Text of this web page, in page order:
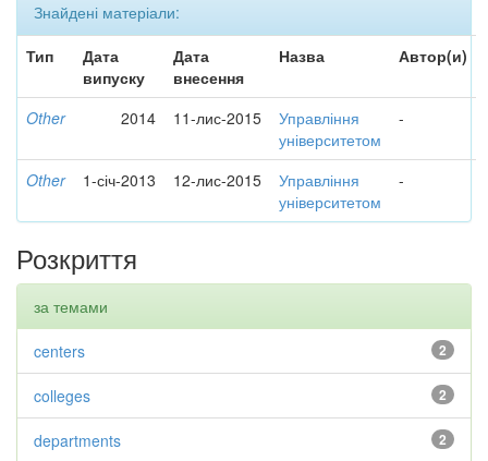
Знайдені матеріали:
Тип
Дата
випуску
Дата
внесення
Назва Автор(и)
Other 2014 11-лис-2015
Управління
університетом
-
Other 1-січ-2013 12-лис-2015
Управління
університетом
-
Розкриття
за темами
2
centers
2
colleges
2
departments